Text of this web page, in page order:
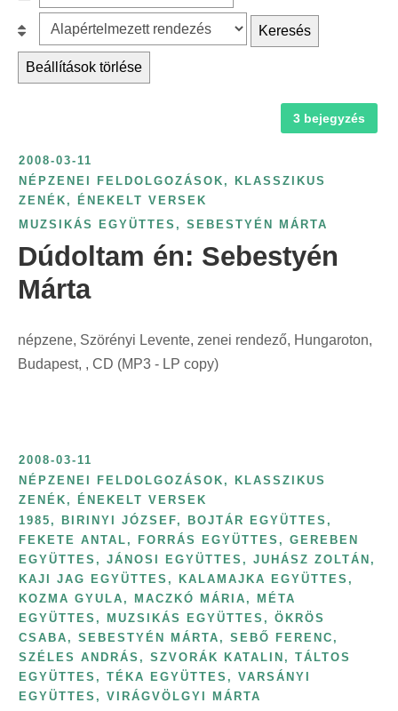
c
f
o
é
s
e
g
i
a
z
e
t
:
z
é
v
s
z
á
m
z
r
i
e
s
l
á
s
Keresés
Beállítások törlése
3 bejegyzés
2008-03-11
NÉPZENEI FELDOLGOZÁSOK, KLASSZIKUS
ZENÉK, ÉNEKELT VERSEK
MUZSIKÁS EGYÜTTES , SEBESTYÉN MÁRTA
Dúdoltam én: Sebestyén
Márta
népzene, Szörényi Levente, zenei rendező, Hungaroton,
Budapest, , CD (MP3 - LP copy)
2008-03-11
NÉPZENEI FELDOLGOZÁSOK, KLASSZIKUS
ZENÉK, ÉNEKELT VERSEK
1985 , BIRINYI JÓZSEF, BOJTÁR EGYÜTTES ,
FEKETE ANTAL , FORRÁS EGYÜTTES , GEREBEN
EGYÜTTES , JÁNOSI EGYÜTTES , JUHÁSZ ZOLTÁN ,
KAJI JAG EGYÜTTES , KALAMAJKA EGYÜTTES ,
KOZMA GYULA , MACZKÓ MÁRIA , MÉTA
EGYÜTTES , MUZSIKÁS EGYÜTTES , ÖKRÖS
CSABA , SEBESTYÉN MÁRTA , SEBŐ FERENC ,
SZÉLES ANDRÁS , SZVORÁK KATALIN , TÁLTOS
EGYÜTTES , TÉKA EGYÜTTES , VARSÁNYI
EGYÜTTES , VIRÁGVÖLGYI MÁRTA